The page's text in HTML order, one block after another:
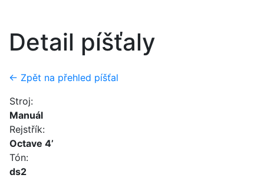
Detail píšťaly
← Zpět na přehled píšťal
Stroj:
Manuál
Rejstřík:
Octave 4’
Tón:
ds2